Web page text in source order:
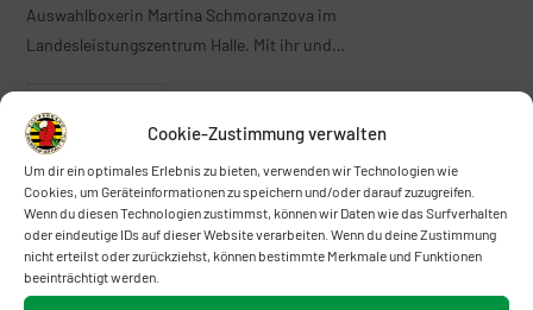
Cookie-Zustimmung verwalten
Um dir ein optimales Erlebnis zu bieten, verwenden wir Technologien wie
Cookies, um Geräteinformationen zu speichern und/oder darauf zuzugreifen.
Wenn du diesen Technologien zustimmst, können wir Daten wie das Surfverhalten
oder eindeutige IDs auf dieser Website verarbeiten. Wenn du deine Zustimmung
nicht erteilst oder zurückziehst, können bestimmte Merkmale und Funktionen
beeinträchtigt werden.
Auswahlboxerin Martina Schmoranzova im
Landesleistungszentrum Halle. Mit ihr und…